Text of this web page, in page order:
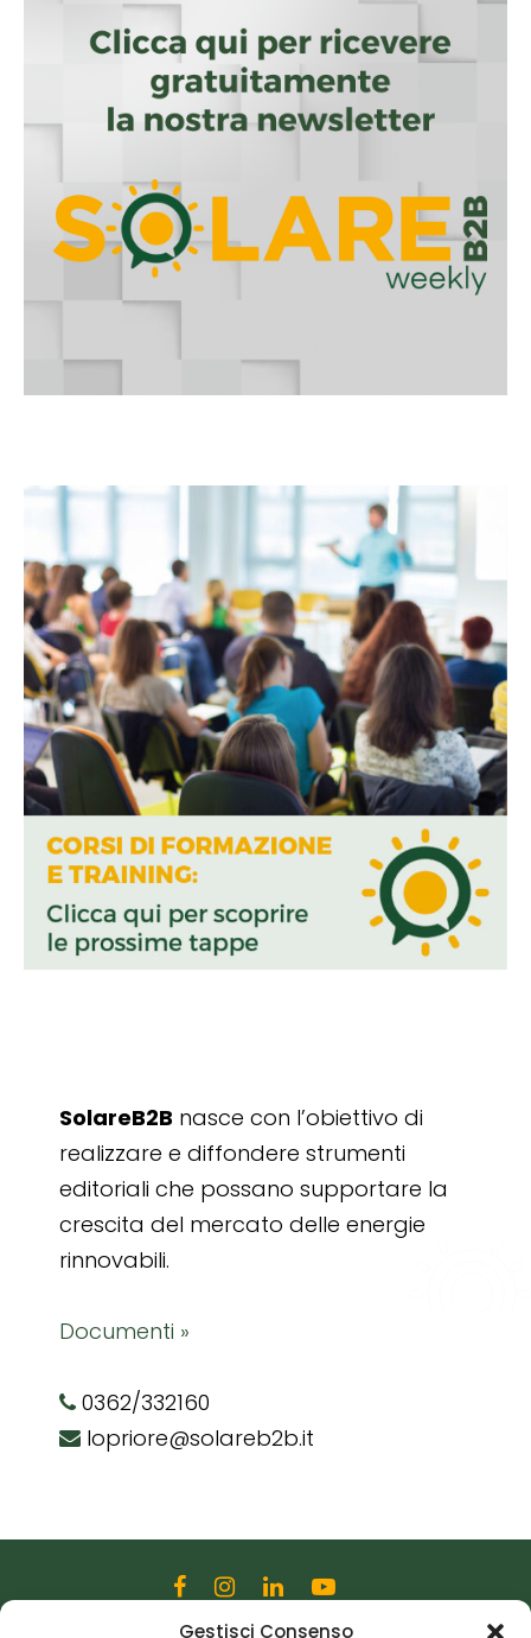
Gestisci Consenso
SolareB2B nasce con l’obiettivo di
realizzare e diffondere strumenti
editoriali che possano supportare la
crescita del mercato delle energie
rinnovabili.
Documenti »
0362/332160
lopriore@solareb2b.it